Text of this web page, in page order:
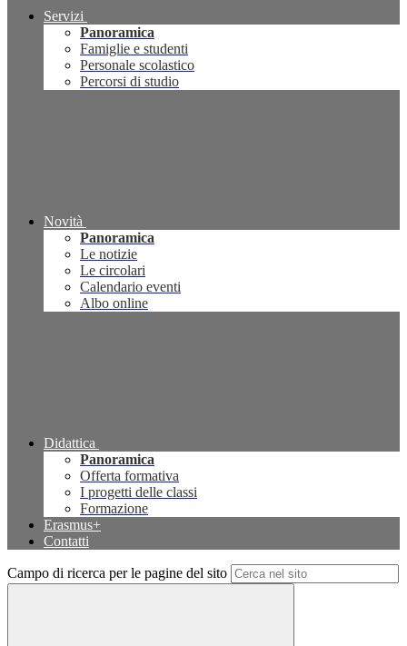
Servizi
Panoramica
Famiglie e studenti
Personale scolastico
Percorsi di studio
Novità
Panoramica
Le notizie
Le circolari
Calendario eventi
Albo online
Didattica
Panoramica
Offerta formativa
I progetti delle classi
Formazione
Erasmus+
Contatti
Campo di ricerca per le pagine del sito